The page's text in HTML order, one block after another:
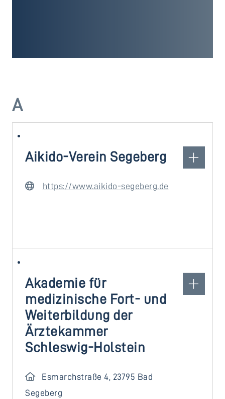
A
Aikido-Verein Segeberg
https://www.aikido-segeberg.de
Akademie für
medizinische Fort- und
Weiterbildung der
Ärztekammer
Schleswig-Holstein
Esmarchstraße 4, 23795 Bad
Segeberg